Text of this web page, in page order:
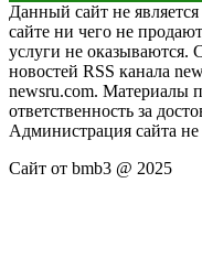
Данный сайт не
сайте ни чего не
услуги не оказываются.
новостей RSS канала
newsru.com. Материалы
ответственность за
Администрация сайта не
Сайт от bmb3 @ 2025